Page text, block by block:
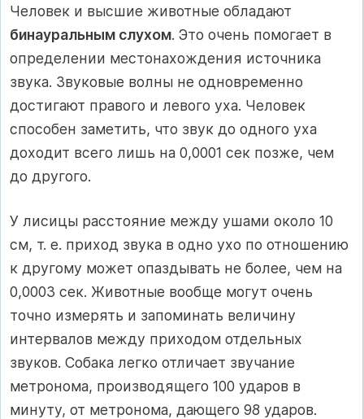
Человек и высшие животные обладают
бинауральным слухом. Это очень помогает в
определении местонахождения источника
звука. Звуковые волны не одновременно
достигают правого и левого уха. Человек
способен заметить, что звук до одного уха
доходит всего лишь на 0,0001 сек позже, чем
до другого.
У лисицы расстояние между ушами около 10
см, т. е. приход звука в одно ухо по отношению
к другому может опаздывать не более, чем на
0,0003 сек. Животные вообще могут очень
точно измерять и запоминать величину
интервалов между приходом отдельных
звуков. Собака легко отличает звучание
метронома, производящего 100 ударов в
минуту, от метронома, дающего 98 ударов.